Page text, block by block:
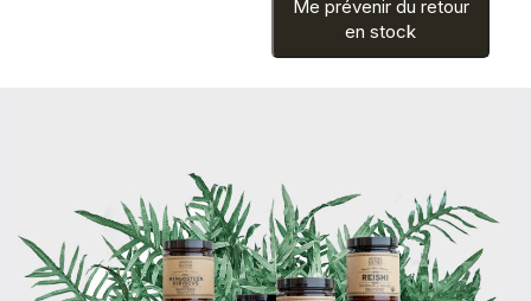
Me prévenir du retour
en stock